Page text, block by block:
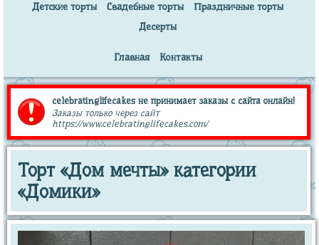
Детские торты Свадебные торты
Праздничные торты
Десерты
Главная Контакты
celebratinglifecakes не принимает заказы с сайта онлайн!
Заказы только через сайт
https://www.celebratinglifecakes.com/
Торт «Дом мечты» категории
«Домики»